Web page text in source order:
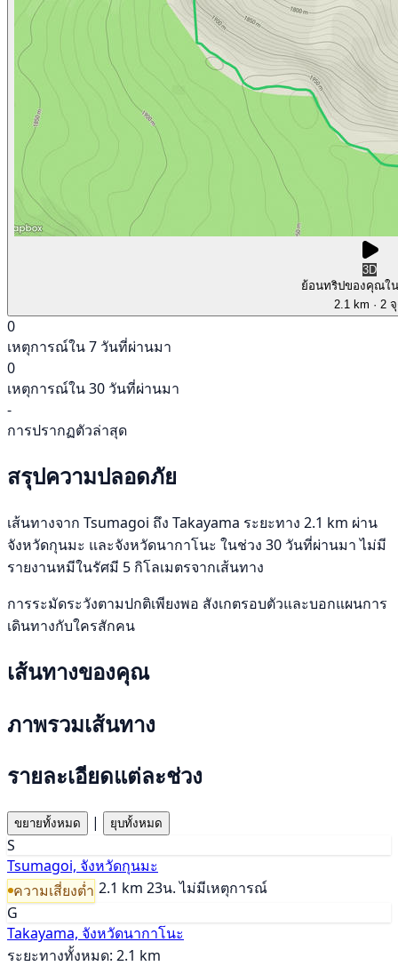
3D
ย้อนทริปของคุณใ
2.1 km · 2
0
เหตุการณ์ใน 7 วันที่ผ่านมา
0
เหตุการณ์ใน 30 วันที่ผ่านมา
-
การปรากฏตัวล่าสุด
สรุปความปลอดภัย
เส้นทางจาก Tsumagoi ถึง Takayama ระยะทาง 2.1 km ผ่าน
จังหวัดกุนมะ และจังหวัดนากาโนะ ในช่วง 30 วันที่ผ่านมา ไม่มี
รายงานหมีในรัศมี 5 กิโลเมตรจากเส้นทาง
การระมัดระวังตามปกติเพียงพอ สังเกตรอบตัวและบอกแผนการ
เดินทางกับใครสักคน
เส้นทางของคุณ
ภาพรวมเส้นทาง
รายละเอียดแต่ละช่วง
ขยายทั้งหมด | ยุบทั้งหมด
S
Tsumagoi, จังหวัดกุนมะ
ความเสี่ยงต่ำ 2.1 km 23น. ไม่มีเหตุการณ์
G
Takayama, จังหวัดนากาโนะ
ระยะทางทั้งหมด: 2.1 km